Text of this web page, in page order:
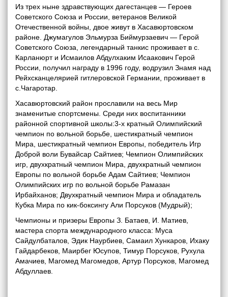
Из трех ныне здравствующих дагестанцев — Героев
Советского Союза и России, ветеранов Великой
Отечественной войны, двое живут в Хасавюртовском
районе. Джумагулов Эльмурза Биймурзаевич — Герой
Советского Союза, легендарный танкис проживает в с.
Карланюрт и Исмаилов Абдулхаким Исаакович Герой
России, получил награду в 1996 году, водрузил Знамя над
Рейхсканцелярией гитлеровской Германии, проживает в
с.Чагаротар.
Хасавюртовский район прославили на весь Мир
знаменитые спортсмены. Среди них воспитанники
районной спортивной школы:3-х кратный Олимпийский
чемпион по вольной борьбе, шестикратный чемпион
Мира, шестикратный чемпион Европы, победитель Игр
Доброй воли Бувайсар Сайтиев; Чемпион Олимпийских
игр, двухкратный чемпион Мира, двухкратный чемпион
Европы по вольной борьбе Адам Сайтиев; Чемпион
Олимпийских игр по вольной борьбе Рамазан
Ирбайханов; Двухкратный чемпион Мира и обладатель
Кубка Мира по кик-боксингу Али Порсуков (Мудрый);
Чемпионы и призеры Европы З. Батаев, И. Матиев,
мастера спорта международного класса: Муса
Сайдулбаталов, Эдик Наурбиев, Самаил Хункаров, Ихаку
Гайдарбеков, Маирбег Юсупов, Тимур Порсуков, Рухула
Амачиев, Магомед Магомедов, Артур Порсуков, Магомед
Абдуллаев.